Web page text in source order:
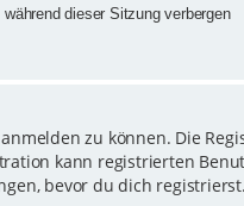
dieser Sitzung verbergen
zu können. Die
kann registrierten
bevor du dich